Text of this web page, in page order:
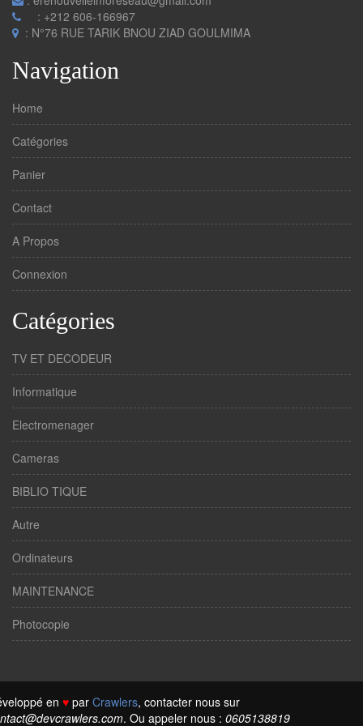
: +212 606-166967
: N°76 RUE TARIK BNOU ZIAD GOULMIMA
Navigation
Home
Catégories
Panier
Contact
A Propos
Connexion
Catégories
TV ET DECODEUR
Informatique
Electromenager
Cameras
BIBLIO TIQUE
Autre
Ordinateurs
MAINTENANCE
Photocopie
en ♥ par Crawlers, contacter nous sur
. Ou appeler nous : 0605138819